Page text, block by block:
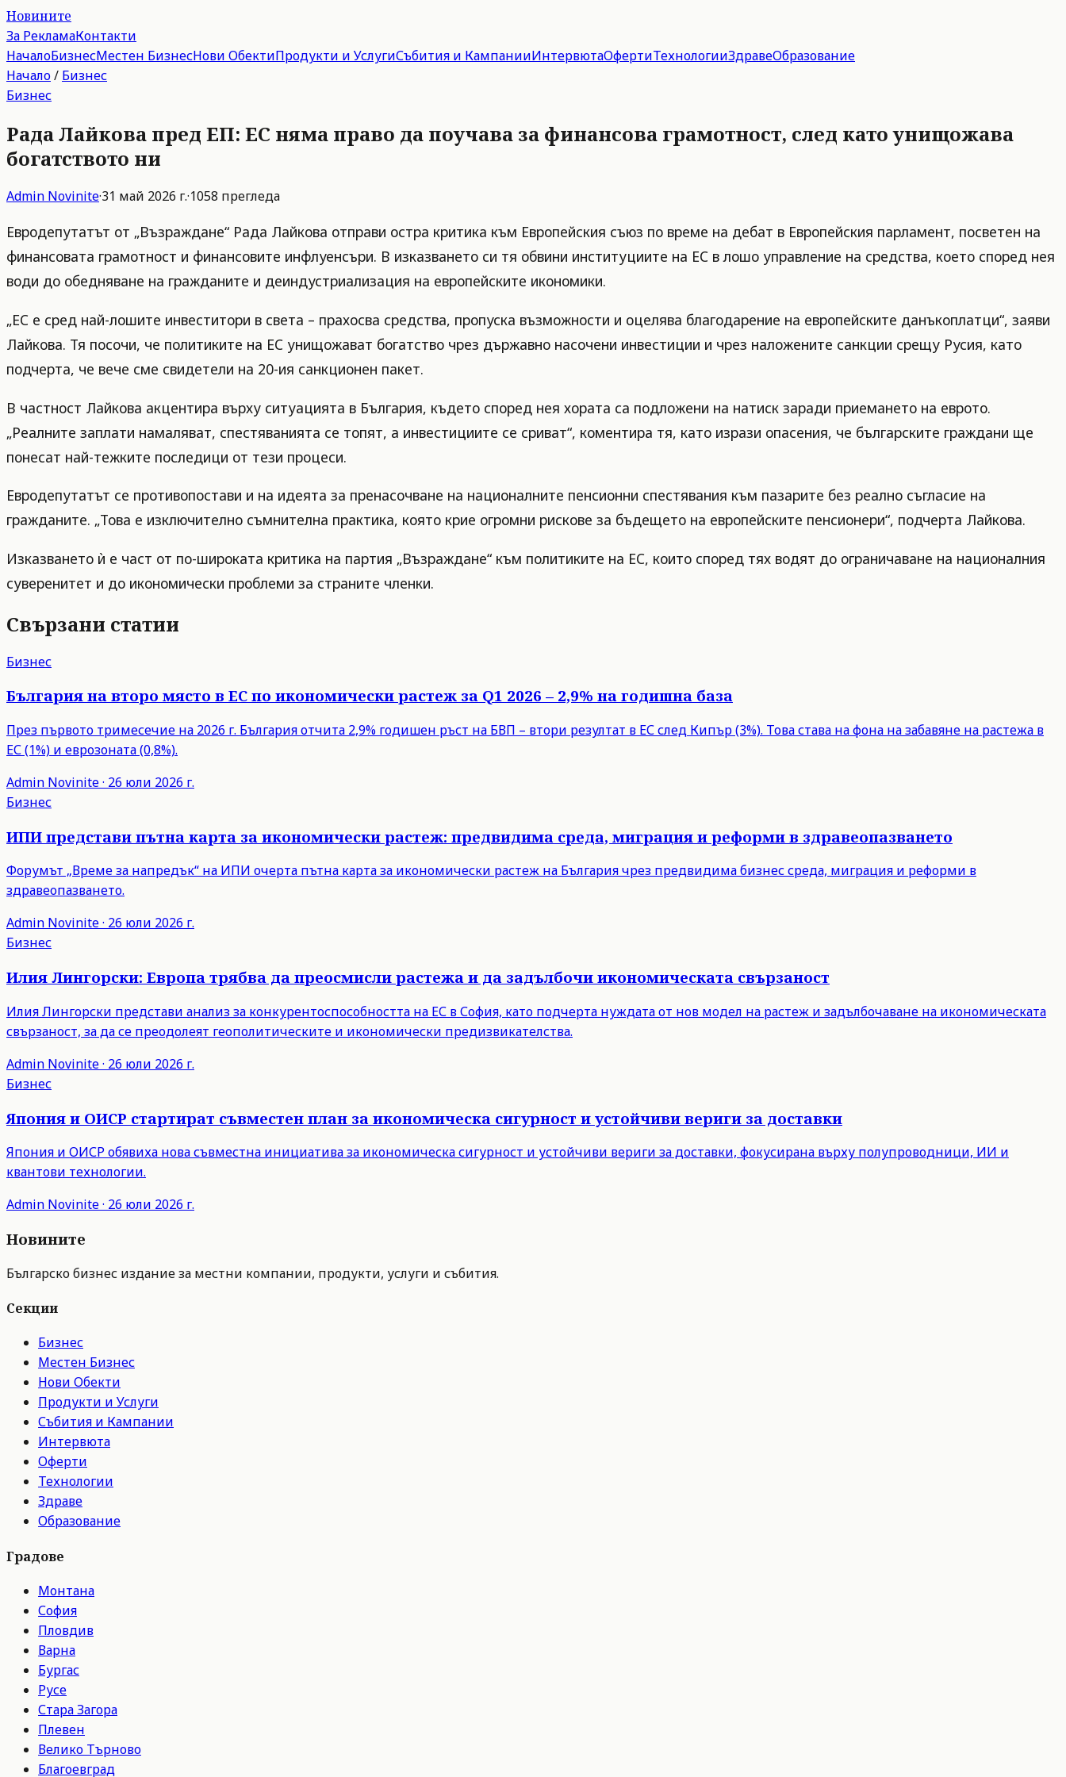
Новините
За РекламаКонтакти
НачалоБизнесМестен БизнесНови ОбектиПродукти и УслугиСъбития и КампанииИнтервютаОфертиТехнологииЗдравеОбразование
Начало/ Бизнес
Бизнес
Рада Лайкова пред ЕП: ЕС няма право да поучава за финансова грамотност, след като унищожава
богатството ни
Admin Novinite·31 май 2026 г.·1058 прегледа
Евродепутатът от „Възраждане“ Рада Лайкова отправи остра критика към Европейския съюз по време на дебат в Европейския парламент, посветен на
финансовата грамотност и финансовите инфлуенсъри. В изказването си тя обвини институциите на ЕС в лошо управление на средства, което според нея
води до обедняване на гражданите и деиндустриализация на европейските икономики.
„ЕС е сред най-лошите инвеститори в света – прахосва средства, пропуска възможности и оцелява благодарение на европейските данъкоплатци“, заяви
Лайкова. Тя посочи, че политиките на ЕС унищожават богатство чрез държавно насочени инвестиции и чрез наложените санкции срещу Русия, като
подчерта, че вече сме свидетели на 20-ия санкционен пакет.
В частност Лайкова акцентира върху ситуацията в България, където според нея хората са подложени на натиск заради приемането на еврото.
„Реалните заплати намаляват, спестяванията се топят, а инвестициите се сриват“, коментира тя, като изрази опасения, че българските граждани ще
понесат най-тежките последици от тези процеси.
Евродепутатът се противопостави и на идеята за пренасочване на националните пенсионни спестявания към пазарите без реално съгласие на
гражданите. „Това е изключително съмнителна практика, която крие огромни рискове за бъдещето на европейските пенсионери“, подчерта Лайкова.
Изказването ѝ е част от по-широката критика на партия „Възраждане“ към политиките на ЕС, които според тях водят до ограничаване на националния
суверенитет и до икономически проблеми за страните членки.
Свързани статии
Бизнес
България на второ място в ЕС по икономически растеж за Q1 2026 – 2,9% на годишна база
През първото тримесечие на 2026 г. България отчита 2,9% годишен ръст на БВП – втори резултат в ЕС след Кипър (3%). Това става на фона на забавяне на растежа в
ЕС (1%) и еврозоната (0,8%).
Admin Novinite· 26 юли 2026 г.
Бизнес
ИПИ представи пътна карта за икономически растеж: предвидима среда, миграция и реформи в здравеопазването
Форумът „Време за напредък“ на ИПИ очерта пътна карта за икономически растеж на България чрез предвидима бизнес среда, миграция и реформи в
здравеопазването.
Admin Novinite· 26 юли 2026 г.
Бизнес
Илия Лингорски: Европа трябва да преосмисли растежа и да задълбочи икономическата свързаност
Илия Лингорски представи анализ за конкурентоспособността на ЕС в София, като подчерта нуждата от нов модел на растеж и задълбочаване на икономическата
свързаност, за да се преодолеят геополитическите и икономически предизвикателства.
Admin Novinite· 26 юли 2026 г.
Бизнес
Япония и ОИСР стартират съвместен план за икономическа сигурност и устойчиви вериги за доставки
Япония и ОИСР обявиха нова съвместна инициатива за икономическа сигурност и устойчиви вериги за доставки, фокусирана върху полупроводници, ИИ и
квантови технологии.
Admin Novinite· 26 юли 2026 г.
Новините
Българско бизнес издание за местни компании, продукти, услуги и събития.
Секции
Бизнес
Местен Бизнес
Нови Обекти
Продукти и Услуги
Събития и Кампании
Интервюта
Оферти
Технологии
Здраве
Образование
Градове
Монтана
София
Пловдив
Варна
Бургас
Русе
Стара Загора
Плевен
Велико Търново
Благоевград